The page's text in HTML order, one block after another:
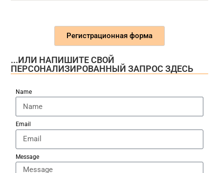
Регистрационная форма
...ИЛИ НАПИШИТЕ СВОЙ
ПЕРСОНАЛИЗИРОВАННЫЙ ЗАПРОС ЗДЕСЬ
Name
Email
Message